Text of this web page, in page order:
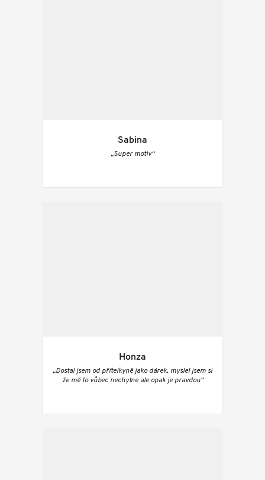
Sabina
„Super motiv“
Honza
„Dostal jsem od přítelkyně jako dárek, myslel jsem si
že mě to vůbec nechytne ale opak je pravdou“